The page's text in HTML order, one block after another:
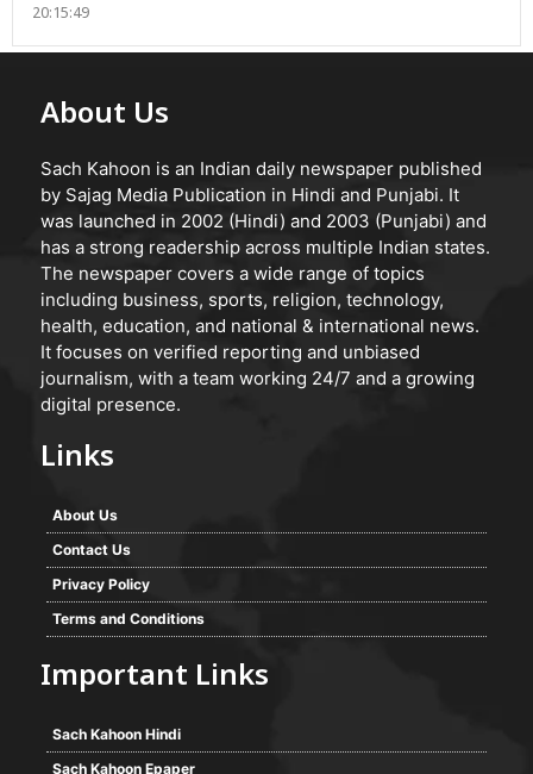
20:15:49
About Us
Sach Kahoon is an Indian daily newspaper published
by Sajag Media Publication in Hindi and Punjabi. It
was launched in 2002 (Hindi) and 2003 (Punjabi) and
has a strong readership across multiple Indian states.
The newspaper covers a wide range of topics
including business, sports, religion, technology,
health, education, and national & international news.
It focuses on verified reporting and unbiased
journalism, with a team working 24/7 and a growing
digital presence.
Links
About Us
Contact Us
Privacy Policy
Terms and Conditions
Important Links
Sach Kahoon Hindi
Sach Kahoon Epaper